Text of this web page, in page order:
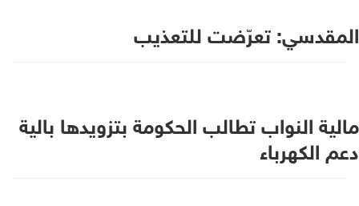
المقدسي: تعرّضت للتعذيب
مالية النواب تطالب الحكومة بتزويدها بالية
دعم الكهرباء